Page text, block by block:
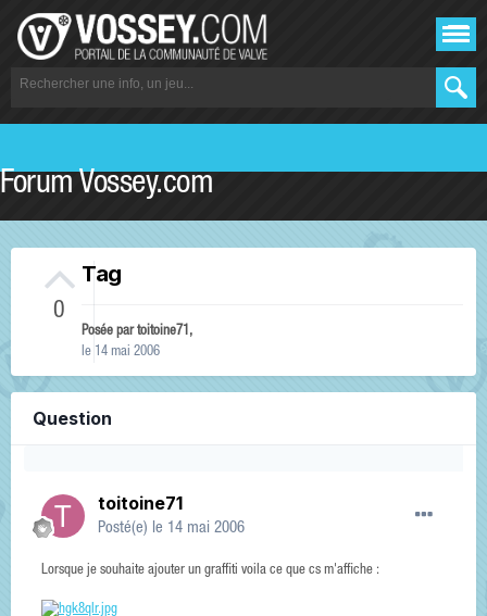
Forum Vossey.com
0
Tag
Posée partoitoine71,
le 14 mai 2006
Question
toitoine71
Posté(e) le 14 mai 2006
Lorsque je souhaite ajouter un graffiti voila ce que cs m'affiche :